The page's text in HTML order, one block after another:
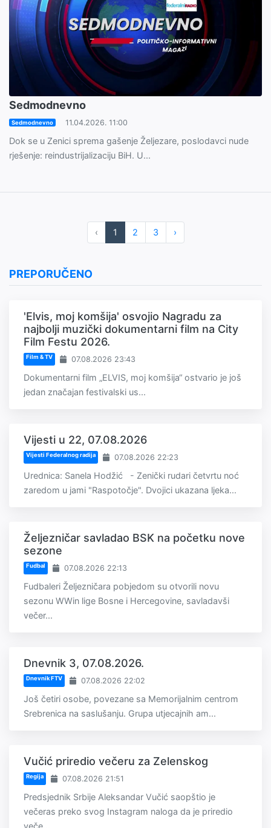
Sedmodnevno
Sedmodnevno 11.04.2026. 11:00
Dok se u Zenici sprema gašenje Željezare, poslodavci nude
rješenje: reindustrijalizaciju BiH. U...
‹ 1 2 3 ›
PREPORUČENO
'Elvis, moj komšija' osvojio Nagradu za
najbolji muzički dokumentarni film na City
Film Festu 2026.
Film & TV 07.08.2026 23:43
Dokumentarni film „ELVIS, moj komšija“ ostvario je još
jedan značajan festivalski us...
Vijesti u 22, 07.08.2026
Vijesti Federalnog radija 07.08.2026 22:23
Urednica: Sanela Hodžić - Zenički rudari četvrtu noć
zaredom u jami "Raspotočje". Dvojici ukazana ljeka...
Željezničar savladao BSK na početku nove
sezone
Fudbal 07.08.2026 22:13
Fudbaleri Željezničara pobjedom su otvorili novu
sezonu WWin lige Bosne i Hercegovine, savladavši
večer...
Dnevnik 3, 07.08.2026.
Dnevnik FTV 07.08.2026 22:02
Još četiri osobe, povezane sa Memorijalnim centrom
Srebrenica na saslušanju. Grupa utjecajnih am...
Vučić priredio večeru za Zelenskog
Regija 07.08.2026 21:51
Predsjednik Srbije Aleksandar Vučić saopštio je
večeras preko svog Instagram naloga da je priredio
veče...